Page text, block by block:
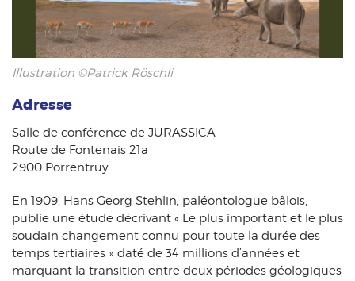
Illustration ©Patrick Röschli
Adresse
Salle de conférence de JURASSICA
Route de Fontenais 21a
2900 Porrentruy
En 1909, Hans Georg Stehlin, paléontologue bâlois,
publie une étude décrivant « Le plus important et le plus
soudain changement connu pour toute la durée des
temps tertiaires » daté de 34 millions d’années et
marquant la transition entre deux périodes géologiques